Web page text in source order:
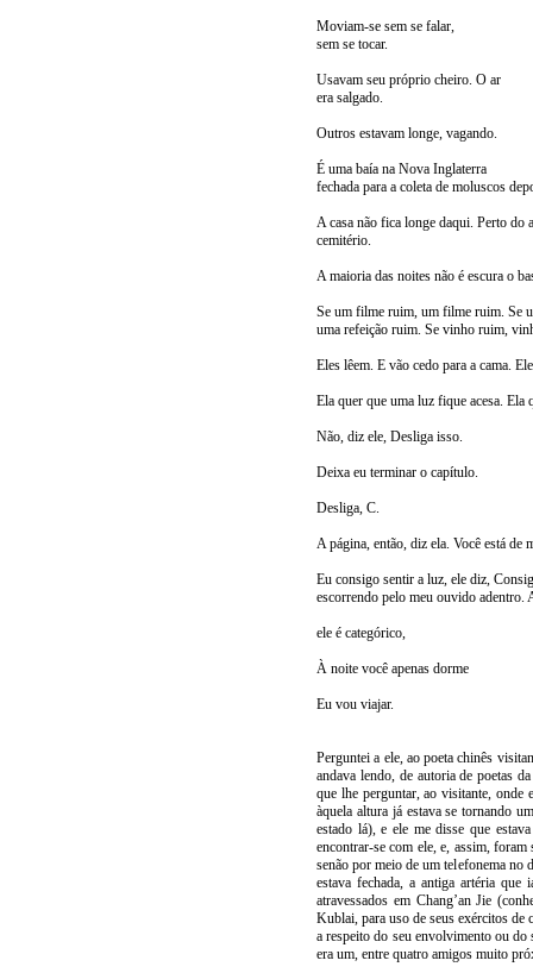
Moviam-se sem se falar,
sem se tocar.
Usavam seu próprio cheiro. O ar
era salgado.
Outros estavam longe, vagando.
É uma baía na Nova Inglaterra
fechada para a coleta de moluscos
A casa não fica longe daqui. Perto do
cemitério.
A maioria das noites não é escura o
Se um filme ruim, um filme ruim. Se
uma refeição ruim. Se vinho ruim,
Eles lêem. E vão cedo para a cama.
Ela quer que uma luz fique acesa. Ela
Não, diz ele, Desliga isso.
Deixa eu terminar o capítulo.
Desliga, C.
A página, então, diz ela. Você está de
Eu consigo sentir a luz, ele diz,
escorrendo pelo meu ouvido adentro.
ele é categórico,
À noite você apenas dorme
Eu vou viajar.
Perguntei a ele, ao poeta chinês
andava lendo, de autoria de poetas
que lhe perguntar, ao visitante, onde
àquela altura já estava se tornando
estado lá), e ele me disse que
encontrar-se com ele, e, assim,
senão por meio de um telefonema no
estava fechada, a antiga artéria que
atravessados em Chang’an Jie
Kublai, para uso de seus exércitos de
a respeito do seu envolvimento ou do
era um, entre quatro amigos muito